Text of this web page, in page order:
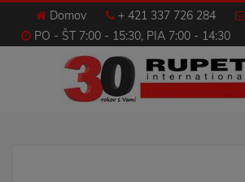
Domov + 421 337 726 284
PO - ŠT 7:00 - 15:30, PIA 7:00 - 14:30